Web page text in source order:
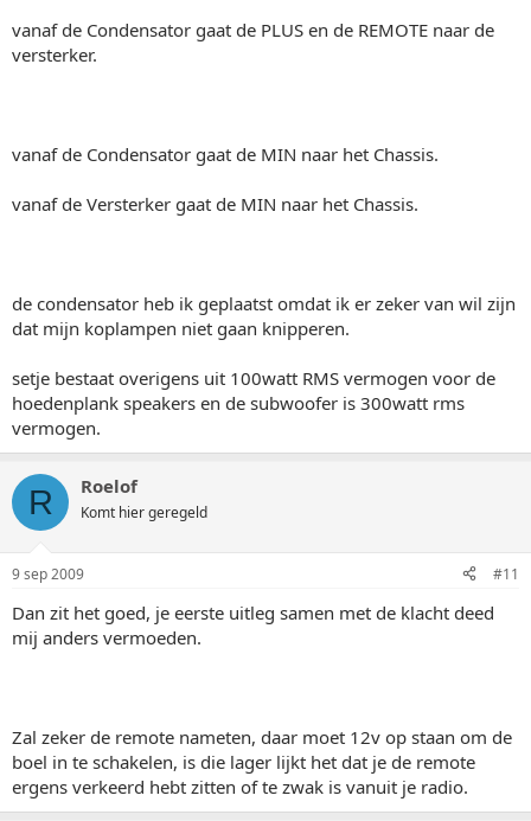
vanaf de Condensator gaat de PLUS en de REMOTE naar de
versterker.
vanaf de Condensator gaat de MIN naar het Chassis.
vanaf de Versterker gaat de MIN naar het Chassis.
de condensator heb ik geplaatst omdat ik er zeker van wil zijn
dat mijn koplampen niet gaan knipperen.
setje bestaat overigens uit 100watt RMS vermogen voor de
hoedenplank speakers en de subwoofer is 300watt rms
vermogen.
R Roelof
Komt hier geregeld
9 sep 2009 #11
Dan zit het goed, je eerste uitleg samen met de klacht deed
mij anders vermoeden.
Zal zeker de remote nameten, daar moet 12v op staan om de
boel in te schakelen, is die lager lijkt het dat je de remote
ergens verkeerd hebt zitten of te zwak is vanuit je radio.